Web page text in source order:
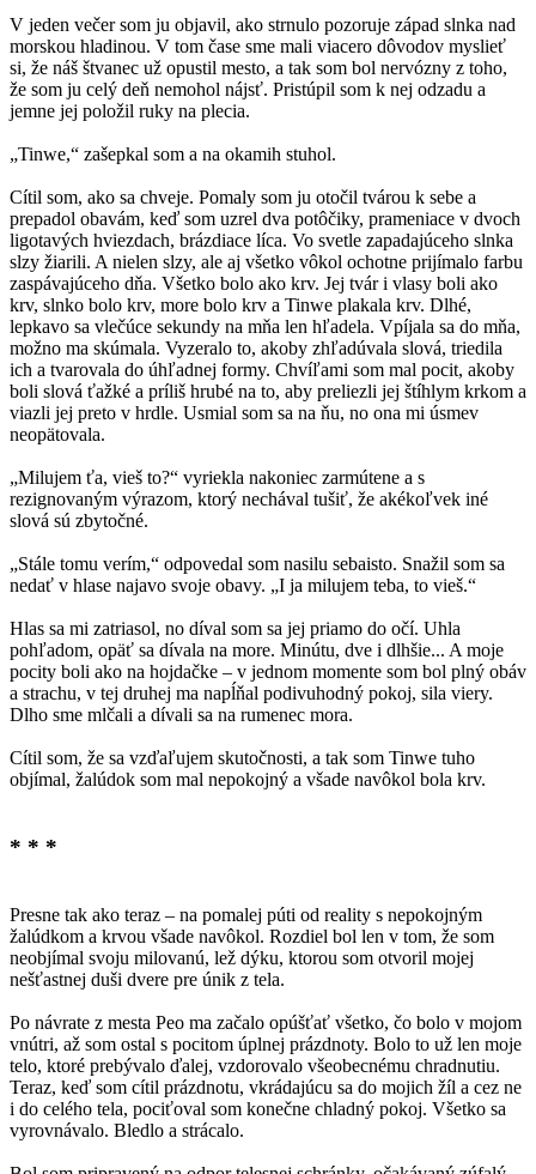
V jeden večer som ju objavil, ako strnulo pozoruje západ slnka nad
morskou hladinou. V tom čase sme mali viacero dôvodov myslieť
si, že náš štvanec už opustil mesto, a tak som bol nervózny z toho,
že som ju celý deň nemohol nájsť. Pristúpil som k nej odzadu a
jemne jej položil ruky na plecia.
„Tinwe,“ zašepkal som a na okamih stuhol.
Cítil som, ako sa chveje. Pomaly som ju otočil tvárou k sebe a
prepadol obavám, keď som uzrel dva potôčiky, prameniace v dvoch
ligotavých hviezdach, brázdiace líca. Vo svetle zapadajúceho slnka
slzy žiarili. A nielen slzy, ale aj všetko vôkol ochotne prijímalo farbu
zaspávajúceho dňa. Všetko bolo ako krv. Jej tvár i vlasy boli ako
krv, slnko bolo krv, more bolo krv a Tinwe plakala krv. Dlhé,
lepkavo sa vlečúce sekundy na mňa len hľadela. Vpíjala sa do mňa,
možno ma skúmala. Vyzeralo to, akoby zhľadúvala slová, triedila
ich a tvarovala do úhľadnej formy. Chvíľami som mal pocit, akoby
boli slová ťažké a príliš hrubé na to, aby preliezli jej štíhlym krkom a
viazli jej preto v hrdle. Usmial som sa na ňu, no ona mi úsmev
neopätovala.
„Milujem ťa, vieš to?“ vyriekla nakoniec zarmútene a s
rezignovaným výrazom, ktorý nechával tušiť, že akékoľvek iné
slová sú zbytočné.
„Stále tomu verím,“ odpovedal som nasilu sebaisto. Snažil som sa
nedať v hlase najavo svoje obavy. „I ja milujem teba, to vieš.“
Hlas sa mi zatriasol, no díval som sa jej priamo do očí. Uhla
pohľadom, opäť sa dívala na more. Minútu, dve i dlhšie... A moje
pocity boli ako na hojdačke – v jednom momente som bol plný obáv
a strachu, v tej druhej ma napĺňal podivuhodný pokoj, sila viery.
Dlho sme mlčali a dívali sa na rumenec mora.
Cítil som, že sa vzďaľujem skutočnosti, a tak som Tinwe tuho
objímal, žalúdok som mal nepokojný a všade navôkol bola krv.
* * *
Presne tak ako teraz – na pomalej púti od reality s nepokojným
žalúdkom a krvou všade navôkol. Rozdiel bol len v tom, že som
neobjímal svoju milovanú, lež dýku, ktorou som otvoril mojej
nešťastnej duši dvere pre únik z tela.
Po návrate z mesta Peo ma začalo opúšťať všetko, čo bolo v mojom
vnútri, až som ostal s pocitom úplnej prázdnoty. Bolo to už len moje
telo, ktoré prebývalo ďalej, vzdorovalo všeobecnému chradnutiu.
Teraz, keď som cítil prázdnotu, vkrádajúcu sa do mojich žíl a cez ne
i do celého tela, pociťoval som konečne chladný pokoj. Všetko sa
vyrovnávalo. Bledlo a strácalo.